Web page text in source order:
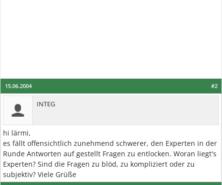
#2
15.06.2004
INTEG
hi lärmi,
es fällt offensichtlich zunehmend schwerer, den Experten in der
Runde Antworten auf gestellt Fragen zu entlocken. Woran liegt's
Experten? Sind die Fragen zu blöd, zu kompliziert oder zu
subjektiv? Viele Grüße